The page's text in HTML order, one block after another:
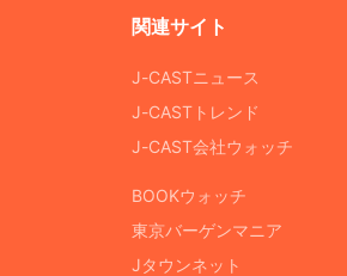
関連サイト
J-CASTニュース
J-CASTトレンド
J-CAST会社ウォッチ
BOOKウォッチ
東京バーゲンマニア
Jタウンネット